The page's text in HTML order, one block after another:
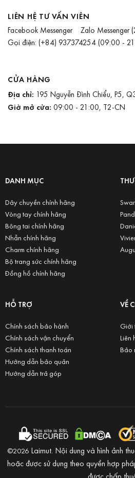
LIÊN HỆ TƯ VẤN VIÊN
Facebook Messenger Zalo Messenger
Gọi điện: (+84) 937374254(09:00 -
CỬA HÀNG
Địa chỉ: 195 Nguyễn Đình Chiểu, P5,
Giờ mở cửa: 09:00 - 21:00, T2-CN
DANH MỤC
Dây chuyền chính hãng
Vòng tay chính hãng
Bông tai chính hãng
Nhẫn chính hãng
Charm chính hãng
Bộ trang sức chính hãng
Đồng hồ chính hãng
HỖ TRỢ
Chính sách bảo hành
Chính sách vận chuyển
Chính sách thanh toán
Hướng dẫn bảo quản
Hướng dẫn trả góp
VỀ
Giới
Liên
Bảo
©2026 Laimut. Nội dung và hình ảnh
hoặc được sử dụng theo quyền hợp